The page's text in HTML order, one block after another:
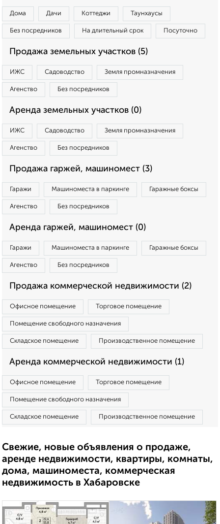
Дома Дачи Коттеджи Таунхаусы
Без посредников На длительный срок Посуточно
Продажа земельных участков (5)
ИЖС Садоводство Земля промназначения
Агенство Без посредников
Аренда земельных участков (0)
ИЖС Садоводство Земля промназначения
Агенство Без посредников
Продажа гаржей, машиномест (3)
Гаражи Машиноместа в паркинге Гаражные боксы
Агенство Без посредников
Аренда гаржей, машиномест (0)
Гаражи Машиноместа в паркинге Гаражные боксы
Агенство Без посредников
Продажа коммерческой недвижимости (2)
Офисное помещение Торговое помещение
Помещение свободного назначения
Складское помещение Производственное помещение
Аренда коммерческой недвижимости (1)
Офисное помещение Торговое помещение
Помещение свободного назначения
Складское помещение Производственное помещение
Свежие, новые объявления о продаже,
аренде недвижимости, квартиры, комнаты,
дома, машиноместа, коммерческая
недвижимость в Хабаровске